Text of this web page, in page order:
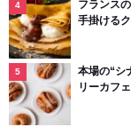
フランス
手掛ける
本場の“シ
リーカフ